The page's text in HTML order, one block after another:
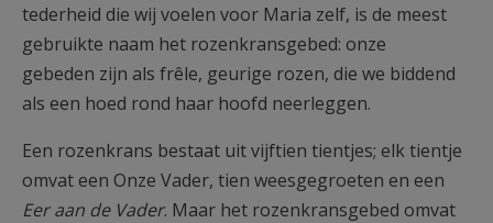
tederheid die wij voelen voor Maria zelf, is de meest
gebruikte naam het rozenkransgebed: onze
gebeden zijn als frêle, geurige rozen, die we biddend
als een hoed rond haar hoofd neerleggen.
Een rozenkrans bestaat uit vijftien tientjes; elk tientje
omvat een Onze Vader, tien weesgegroeten en een
Eer aan de Vader. Maar het rozenkransgebed omvat